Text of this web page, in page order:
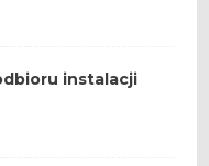
instalacji